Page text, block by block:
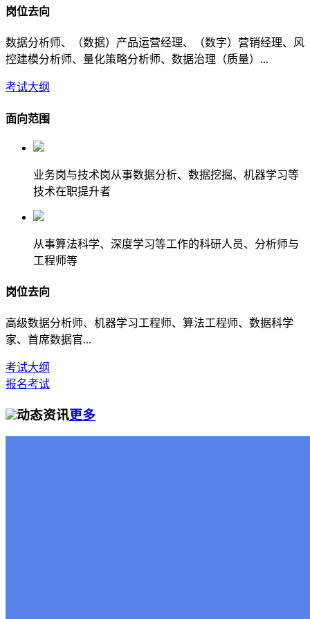
岗位去向
数据分析师、（数据）产品运营经理、（数字）营销经理、风
控建模分析师、量化策略分析师、数据治理（质量）...
考试大纲
面向范围
业务岗与技术岗从事数据分析、数据挖掘、机器学习等
技术在职提升者
从事算法科学、深度学习等工作的科研人员、分析师与
工程师等
岗位去向
高级数据分析师、机器学习工程师、算法工程师、数据科学
家、首席数据官...
考试大纲
报名考试
动态资讯更多